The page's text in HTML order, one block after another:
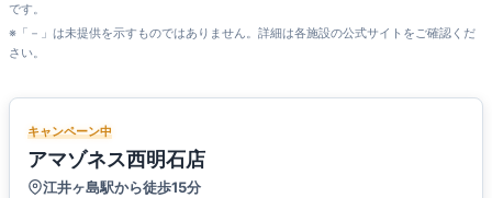
です。
※「－」は未提供を示すものではありません。詳細は各施設の公式サイトをご確認くだ
さい。
キャンペーン中
アマゾネス西明石店
江井ヶ島駅から徒歩15分